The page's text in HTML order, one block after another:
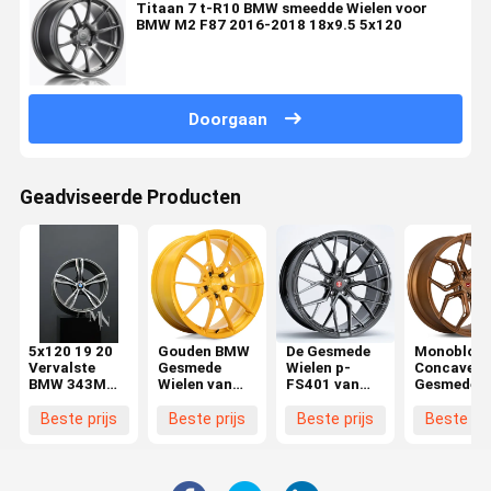
Titaan 7 t-R10 BMW smeedde Wielen voor
BMW M2 F87 2016-2018 18x9.5 5x120
Doorgaan
Geadviseerde Producten
5x120 19 20
Vervalste
BMW 343M
Velgen Te
Beste prijs
Gouden BMW
Gesmede
Wielen van
Kanan
Beste prijs
De Gesmede
Wielen p-
FS401 van
JCBeste prijs
Monoblock
Concave
Gesmede
Beste